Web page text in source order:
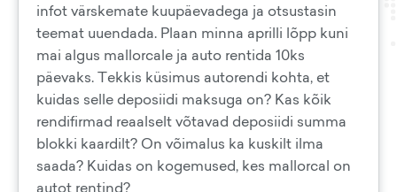
infot värskemate kuupäevadega ja otsustasin
teemat uuendada. Plaan minna aprilli lõpp kuni
mai algus mallorcale ja auto rentida 10ks
päevaks. Tekkis küsimus autorendi kohta, et
kuidas selle deposiidi maksuga on? Kas kõik
rendifirmad reaalselt võtavad deposiidi summa
blokki kaardilt? On võimalus ka kuskilt ilma
saada? Kuidas on kogemused, kes mallorcal on
autot rentind?